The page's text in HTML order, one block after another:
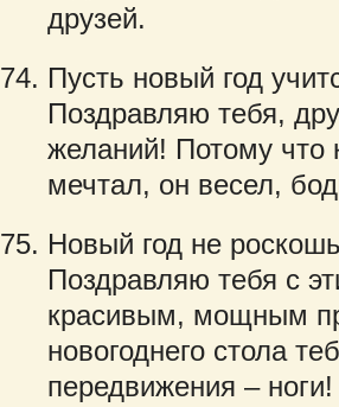
друзей.
Пусть новый год
Поздравляю тебя,
желаний! Потому что
мечтал, он весел,
Новый год не
Поздравляю тебя с
красивым, мощным
новогоднего стола
передвижения – ноги!